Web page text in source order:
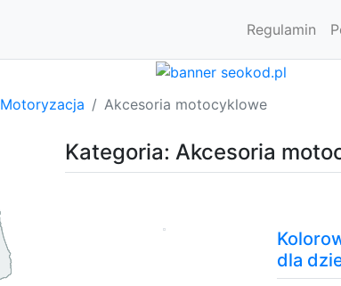
Regulamin
Motoryzacja Akcesoria motocyklowe
Kategoria: Akcesoria
dla